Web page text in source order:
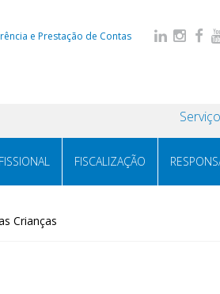
e Prestação de Contas
FISCALIZAÇÃO
Crianças